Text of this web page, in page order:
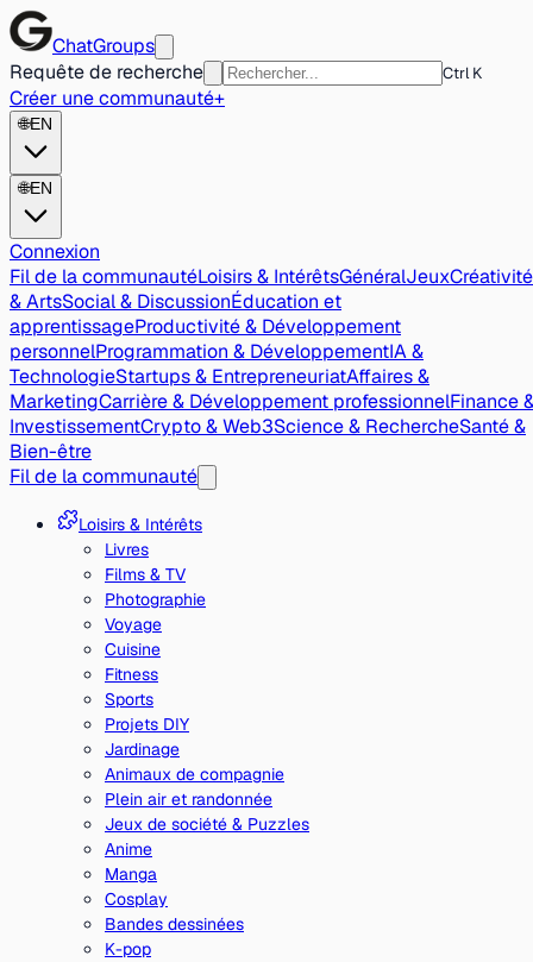
ChatGroups
Requête de recherche
Ctrl K
Créer une communauté+
🌐EN
🌐EN
Connexion
Fil de la communautéLoisirs & IntérêtsGénéralJeuxCréativité
& ArtsSocial & DiscussionÉducation et
apprentissageProductivité & Développement
personnelProgrammation & DéveloppementIA &
TechnologieStartups & EntrepreneuriatAffaires &
MarketingCarrière & Développement professionnelFinance
InvestissementCrypto & Web3Science & RechercheSanté &
Bien-être
Fil de la communauté
Loisirs & Intérêts
Livres
Films & TV
Photographie
Voyage
Cuisine
Fitness
Sports
Projets DIY
Jardinage
Animaux de compagnie
Plein air et randonnée
Jeux de société & Puzzles
Anime
Manga
Cosplay
Bandes dessinées
K-pop